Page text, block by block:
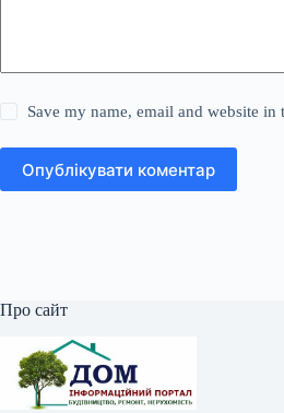
Save my name, email and website
Опублікувати коментар
Про сайт